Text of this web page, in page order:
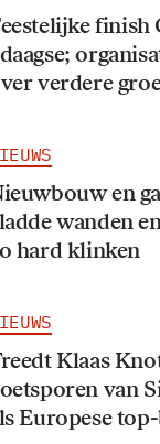
finish
verdere
en
wanden
hard klinken
Klaas
van
Europese